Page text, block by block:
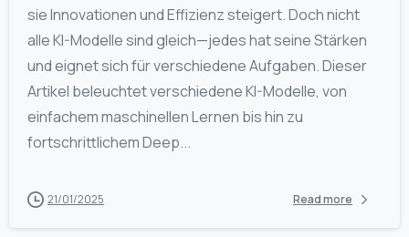
sie Innovationen und Effizienz steigert. Doch nicht
alle KI-Modelle sind gleich—jedes hat seine Stärken
und eignet sich für verschiedene Aufgaben. Dieser
Artikel beleuchtet verschiedene KI-Modelle, von
einfachem maschinellen Lernen bis hin zu
fortschrittlichem Deep...
21/01/2025 Read more